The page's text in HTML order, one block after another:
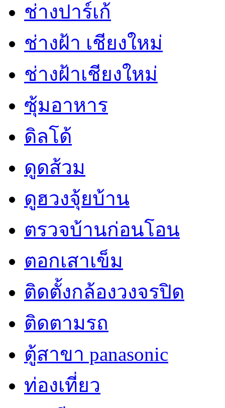
ช่างปาร์เก้
ช่างฝ้า เชียงใหม่
ช่างฝ้าเชียงใหม่
ซุ้มอาหาร
ดิลโด้
ดูดส้วม
ดูฮวงจุ้ยบ้าน
ตรวจบ้านก่อนโอน
ตอกเสาเข็ม
ติดตั้งกล้องวงจรปิด
ติดตามรถ
ตู้สาขา panasonic
ท่องเที่ยว